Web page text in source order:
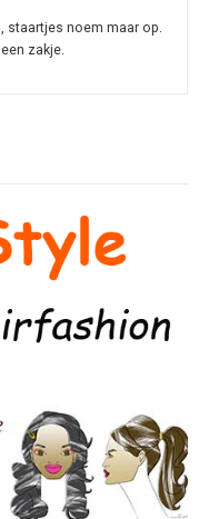
staartjes noem maar op.
zakje.